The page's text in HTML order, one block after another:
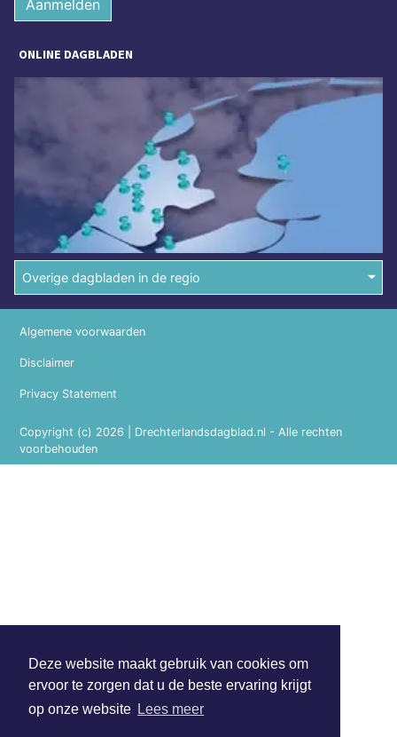
Deze website maakt gebruik van cookies om
ervoor te zorgen dat u de beste ervaring krijgt
op onze website Lees meer
Aanmelden
ONLINE DAGBLADEN
Overige dagbladen in de regio
Copyright (c) 2026 | Drechterlandsdagblad.nl - Alle rechten
voorbehouden
Algemene voorwaarden
Disclaimer
Privacy Statement